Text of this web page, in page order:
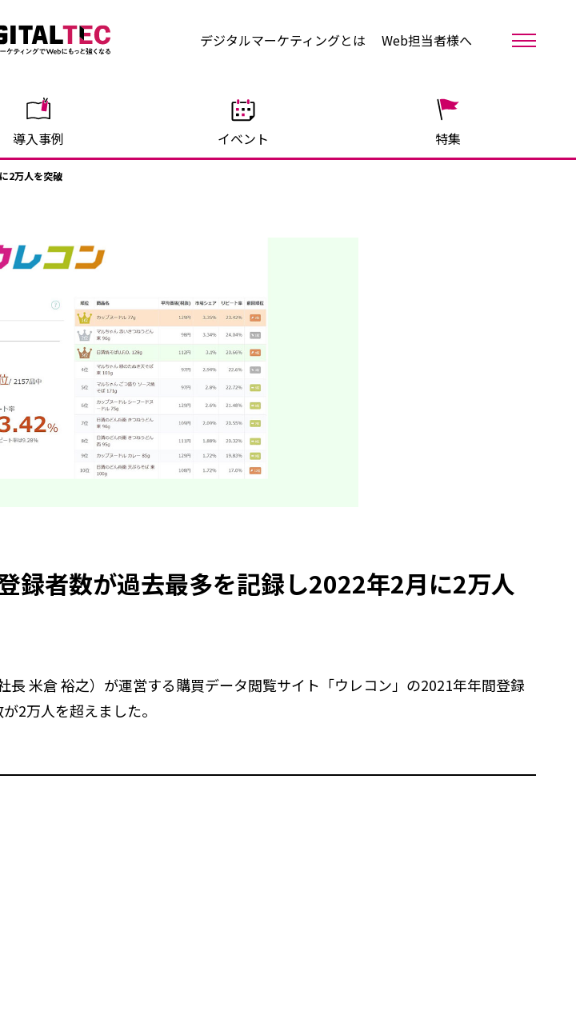
デジタルマーケティングとは Web担当者様へ
導入事例 イベント 特集
2万人を突破
録者数が過去最多を記録し2022年2月に2万人
米倉 裕之）が運営する購買データ閲覧サイト「ウレコン」の2021年年間登録
2万人を超えました。